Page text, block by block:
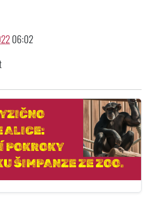
06:02
ALICE:
ŠIMPANZE ZE ZOO.